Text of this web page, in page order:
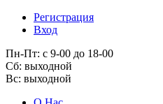
Регистрация
Вход
Пн-Пт: с 9-00 до 18-00
Cб: выходной
Вс: выходной